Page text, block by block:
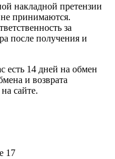
накладной претензии
принимаются.
за
после получения и
есть 14 дней на обмен
и возврата
сайте.
17